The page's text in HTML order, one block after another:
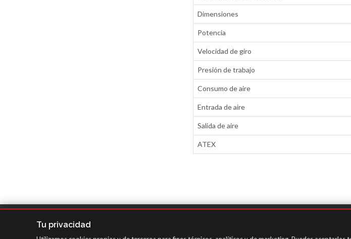
Dimensiones
Potencia
Velocidad de giro
Presión de trabajo
Consumo de aire
Entrada de aire
Salida de aire
ATEX
SAGOLA - Urartea 6 - Vitoria-Gasteiz 01010 (Álava-Spain)
Tu privacidad